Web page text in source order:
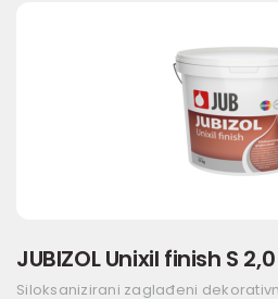
JUBIZOL Unixil finish S
Siloksanizirani zaglađeni